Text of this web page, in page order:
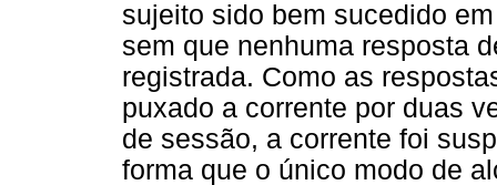
sujeito sido bem sucedido
sem que nenhuma resposta
registrada. Como as
puxado a corrente por duas
de sessão, a corrente foi
forma que o único modo de